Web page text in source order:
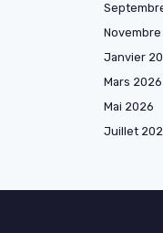
Janvier
Mars 2026
Mai 2026
Juillet